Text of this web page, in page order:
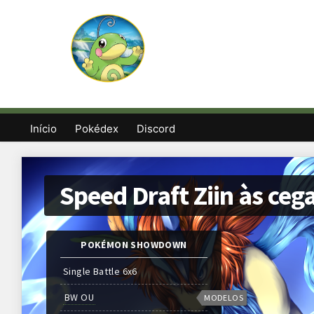
Início Pokédex Discord
Speed Draft Ziin às
POKÉMON SHOWDOWN
Single Battle 6x6
BW OU MODELOS